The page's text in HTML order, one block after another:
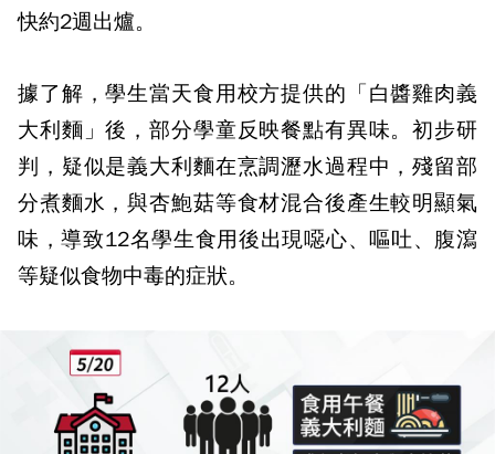
快約2週出爐。
據了解，學生當天食用校方提供的「白醬雞肉義
大利麵」後，部分學童反映餐點有異味。初步研
判，疑似是義大利麵在烹調瀝水過程中，殘留部
分煮麵水，與杏鮑菇等食材混合後產生較明顯氣
味，導致12名學生食用後出現噁心、嘔吐、腹瀉
等疑似食物中毒的症狀。